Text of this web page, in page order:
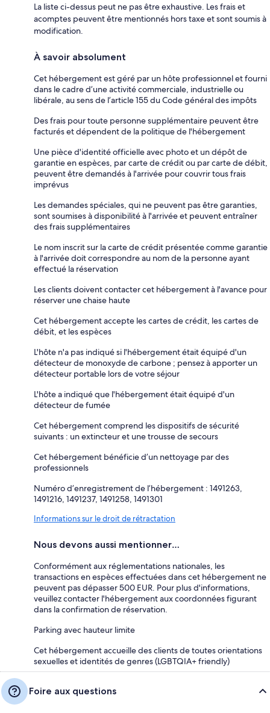
La liste ci-dessus peut ne pas être exhaustive. Les frais et
acomptes peuvent être mentionnés hors taxe et sont soumis à
modification.
À savoir absolument
Cet hébergement est géré par un hôte professionnel et fourni
dans le cadre d’une activité commerciale, industrielle ou
libérale, au sens de l’article 155 du Code général des impôts
Des frais pour toute personne supplémentaire peuvent être
facturés et dépendent de la politique de l'hébergement
Une pièce d'identité officielle avec photo et un dépôt de
garantie en espèces, par carte de crédit ou par carte de débit,
peuvent être demandés à l'arrivée pour couvrir tous frais
imprévus
Les demandes spéciales, qui ne peuvent pas être garanties,
sont soumises à disponibilité à l'arrivée et peuvent entraîner
des frais supplémentaires
Le nom inscrit sur la carte de crédit présentée comme garantie
à l'arrivée doit correspondre au nom de la personne ayant
effectué la réservation
Les clients doivent contacter cet hébergement à l'avance pour
réserver une chaise haute
Cet hébergement accepte les cartes de crédit, les cartes de
débit, et les espèces
L'hôte n'a pas indiqué si l'hébergement était équipé d'un
détecteur de monoxyde de carbone ; pensez à apporter un
détecteur portable lors de votre séjour
L'hôte a indiqué que l'hébergement était équipé d'un
détecteur de fumée
Cet hébergement comprend les dispositifs de sécurité
suivants : un extincteur et une trousse de secours
Cet hébergement bénéficie d’un nettoyage par des
professionnels
Numéro d’enregistrement de l’hébergement : 1491263,
1491216, 1491237, 1491258, 1491301
Informations sur le droit de rétractation
Nous devons aussi mentionner…
Conformément aux réglementations nationales, les
transactions en espèces effectuées dans cet hébergement ne
peuvent pas dépasser 500 EUR. Pour plus d'informations,
veuillez contacter l'hébergement aux coordonnées figurant
dans la confirmation de réservation.
Parking avec hauteur limite
Cet hébergement accueille des clients de toutes orientations
sexuelles et identités de genres (LGBTQIA+ friendly)
Foire aux questions